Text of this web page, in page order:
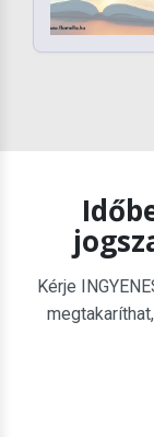
Kérje